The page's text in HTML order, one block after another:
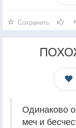
Сохранить
Одинаково
меч и